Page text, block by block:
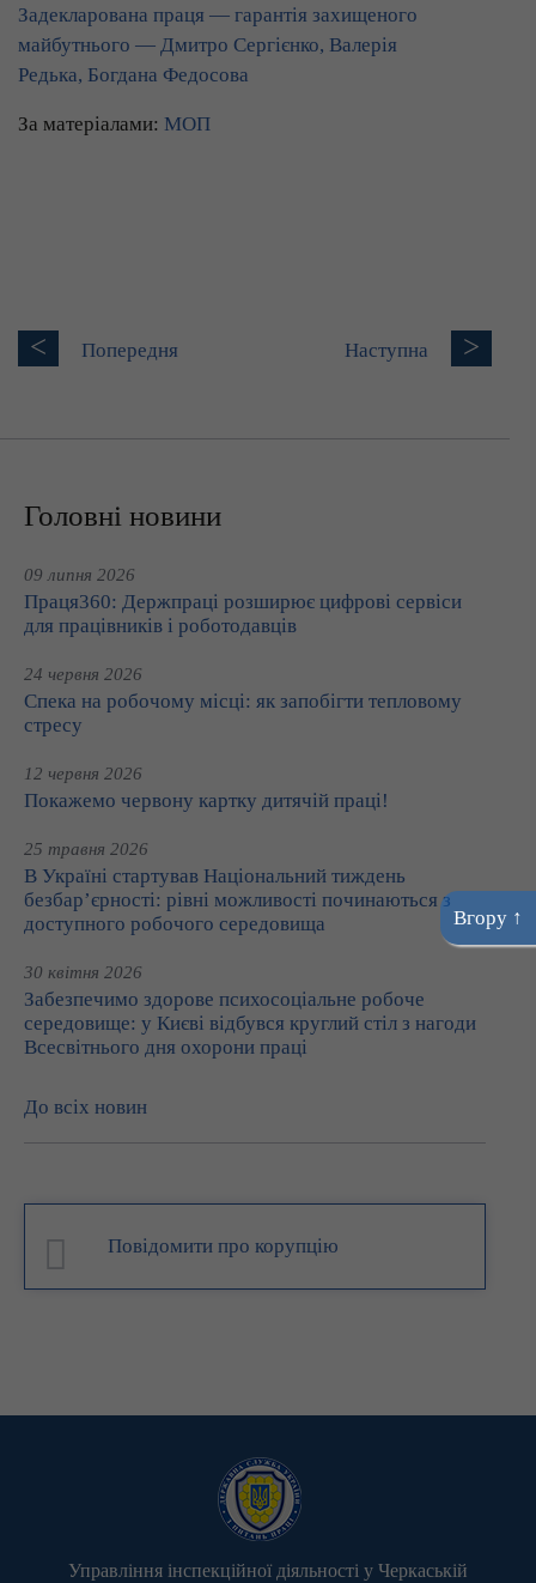
Задекларована праця — гарантія захищеного
майбутнього — Дмитро Сергієнко, Валерія
Редька, Богдана Федосова
За матеріалами: МОП
< Попередня Наступна >
Головні новини
09 липня 2026
Праця360: Держпраці розширює цифрові сервіси
для працівників і роботодавців
24 червня 2026
Спека на робочому місці: як запобігти тепловому
стресу
12 червня 2026
Покажемо червону картку дитячій праці!
25 травня 2026
В Україні стартував Національний тиждень
безбар’єрності: рівні можливості починаються з
доступного робочого середовища
30 квітня 2026
Забезпечимо здорове психосоціальне робоче
середовище: у Києві відбувся круглий стіл з нагоди
Всесвітнього дня охорони праці
До всіх новин
Повідомити про корупцію
Управління інспекційної діяльності у Черкаській
Вгору ↑